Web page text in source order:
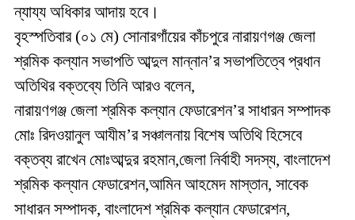
ন্যায্য অধিকার আদায় হবে।
বৃহস্পতিবার (০১ মে) সোনারগাঁয়ের কাঁচপুরে নারায়ণগঞ্জ জেলা
শ্রমিক কল্যান সভাপতি আব্দুল মান্নান’র সভাপতিত্বে প্রধান
অতিথির বক্তব্যে তিনি আরও বলেন,
নারায়ণগঞ্জ জেলা শ্রমিক কল্যান ফেডারেশন’র সাধারন সম্পাদক
মোঃ রিদওয়ানুল আযীম’র সঞ্চালনায় বিশেষ অতিথি হিসেবে
বক্তব্য রাখেন মোঃআব্দুর রহমান,জেলা নির্বাহী সদস্য, বাংলাদেশ
শ্রমিক কল্যান ফেডারেশন,আমিন আহমেদ মাস্তান, সাবেক
সাধারন সম্পাদক, বাংলাদেশ শ্রমিক কল্যান ফেডারেশন,